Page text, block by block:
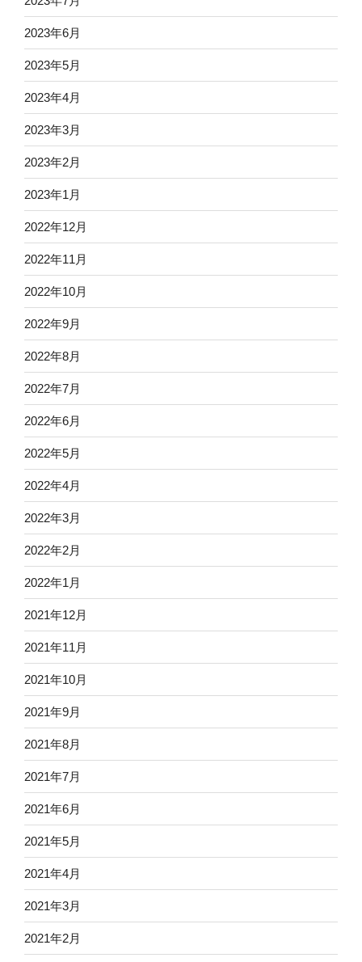
2023年6月
2023年5月
2023年4月
2023年3月
2023年2月
2023年1月
2022年12月
2022年11月
2022年10月
2022年9月
2022年8月
2022年7月
2022年6月
2022年5月
2022年4月
2022年3月
2022年2月
2022年1月
2021年12月
2021年11月
2021年10月
2021年9月
2021年8月
2021年7月
2021年6月
2021年5月
2021年4月
2021年3月
2021年2月